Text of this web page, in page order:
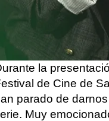
el estreno de
púrpura es la
de Carmen Mola
la
de Cine de
parado de
Muy